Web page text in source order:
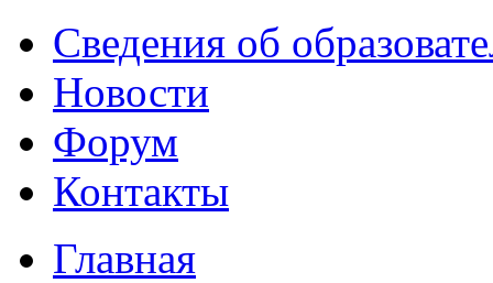
Сведения об
Новости
Форум
Контакты
Главная